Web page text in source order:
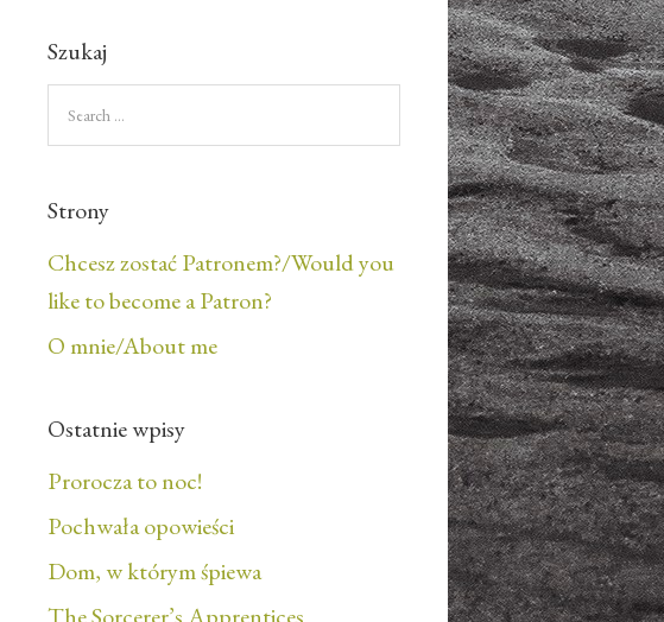
Szukaj
Strony
Chcesz zostać Patronem?/Would you
like to become a Patron?
O mnie/About me
Ostatnie wpisy
Prorocza to noc!
Pochwała opowieści
Dom, w którym śpiewa